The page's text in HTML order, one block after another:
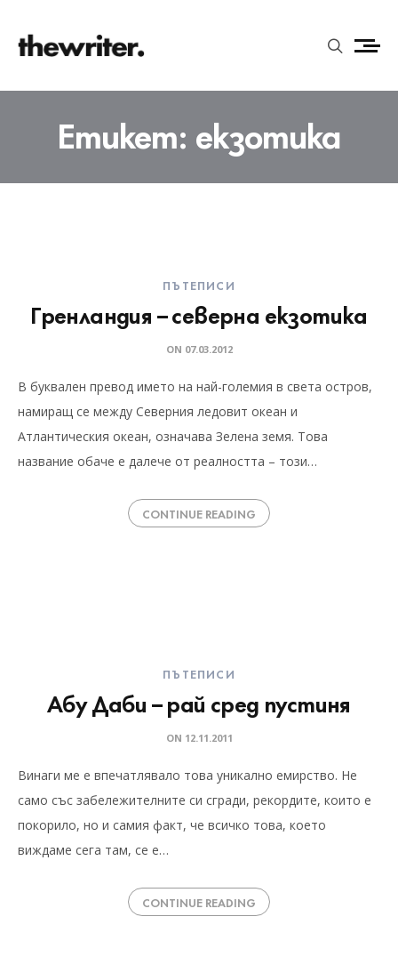
Етикет: екзотика
ПЪТЕПИСИ
Гренландия – северна екзотика
ON 07.03.2012
В буквален превод името на най-големия в света остров,
намиращ се между Северния ледовит океан и
Атлантическия океан, означава Зелена земя. Това
название обаче е далече от реалността – този…
CONTINUE READING
ПЪТЕПИСИ
Абу Даби – рай сред пустиня
ON 12.11.2011
Винаги ме е впечатлявало това уникално емирство. Не
само със забележителните си сгради, рекордите, които е
покорило, но и самия факт, че всичко това, което
виждаме сега там, се е…
CONTINUE READING